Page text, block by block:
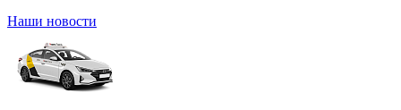
Наши новости